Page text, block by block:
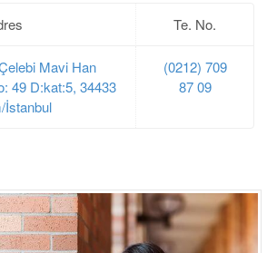
Te. No.
Mavi Han
49 D:kat:5, 34433
İstanbul
(0212) 709
87 09